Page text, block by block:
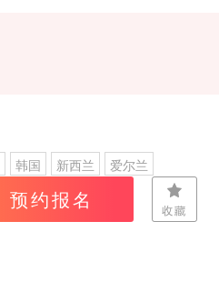
韩国 新西兰
爱尔兰
瑞士 德国
西班牙
比利时 俄罗斯
塞浦路斯
预约报名